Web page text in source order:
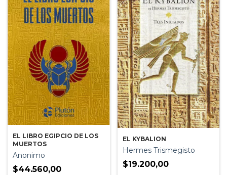
EL LIBRO EGIPCIO DE LOS
MUERTOS
Anonimo
$44.560,00
EL KYBALION
Hermes Trismegisto
$19.200,00